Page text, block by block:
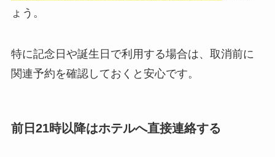
ょう。
特に記念日や誕生日で利用する場合は、取消前に
関連予約を確認しておくと安心です。
前日21時以降はホテルへ直接連絡する